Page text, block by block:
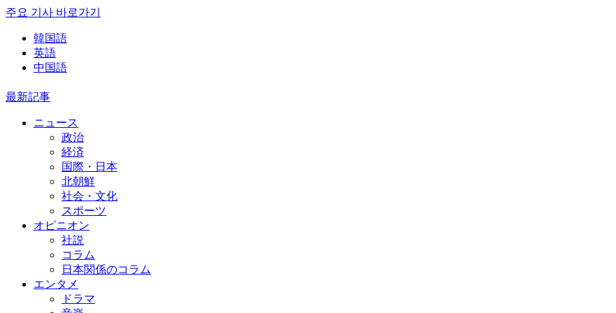
주요 기사 바로가기
韓国語
英語
中国語
最新記事
ニュース
政治
経済
国際・日本
北朝鮮
社会・文化
スポーツ
オピニオン
社説
コラム
日本関係のコラム
エンタメ
ドラマ